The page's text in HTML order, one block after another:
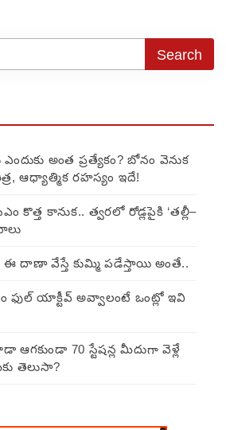
అంత ప్రత్యేకం? బోనం వెనుక
ఆధ్యాత్మిక రహస్యం ఇదే!
కొత్త కానుక.. త్వరలో రోడ్లపైకి ‘తల్లీ–
ఈ దాణా వేస్తే కుమ్మి పడేస్తాయి అంతే..
ఫుల్ యాక్టీవ్ అవ్వాలంటే ఒంట్లో ఇవి
ఆగకుండా 70 స్టేషన్ల మీదుగా వెళ్లే
తెలుసా?